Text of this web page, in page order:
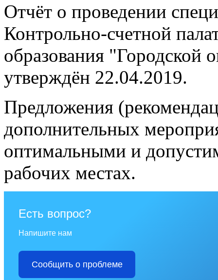
Отчёт о проведении
Контрольно-счетной
образования
утверждён 22.04.2019.
Предложения
дополнительных
оптимальными и
рабочих местах.
Есть вопрос?
Напишите нам
Сообщить о проблеме